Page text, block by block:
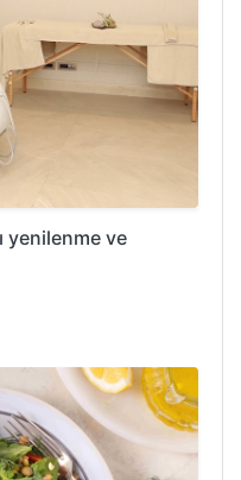
yenilenme ve